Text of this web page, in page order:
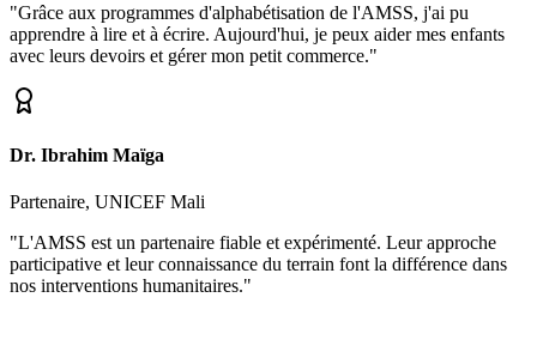
"Grâce aux programmes d'alphabétisation de l'AMSS, j'ai pu
apprendre à lire et à écrire. Aujourd'hui, je peux aider mes enfants
avec leurs devoirs et gérer mon petit commerce."
Dr. Ibrahim Maïga
Partenaire, UNICEF Mali
"L'AMSS est un partenaire fiable et expérimenté. Leur approche
participative et leur connaissance du terrain font la différence dans
nos interventions humanitaires."